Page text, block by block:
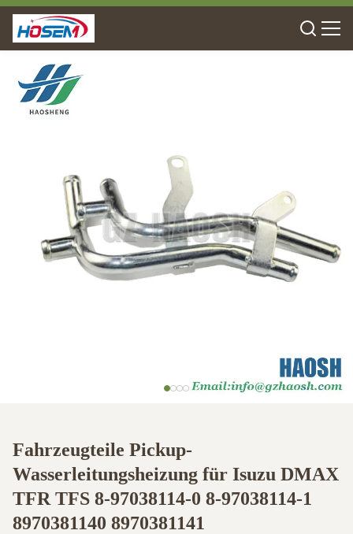
Fahrzeugteile Pickup-
Wasserleitungsheizung für Isuzu DMAX
TFR TFS 8-97038114-0 8-97038114-1
8970381140 8970381141